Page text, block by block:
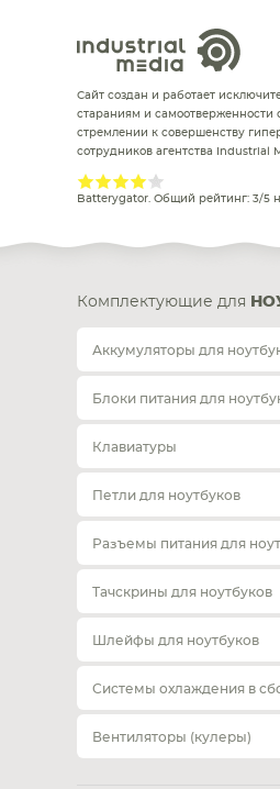
Сайт создан и работает
стараниям и самоотверженности
стремлении к совершенству
сотрудников агентства Industrial
Batterygator. Общий рейтинг: 3/5
Комплектующие для
Аккумуляторы для
Блоки питания для
Клавиатуры
Петли для ноутбуков
Разъемы питания для
Тачскрины для ноутбуков
Шлейфы для ноутбуков
Системы охлаждения в
Вентиляторы (кулеры)